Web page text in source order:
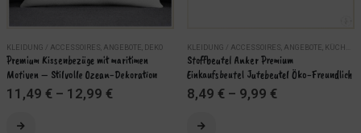
KLEIDUNG / ACCESSOIRES ANGEBOTE DEKO
Premium Kissenbezüge mit maritimen
Motiven – Stilvolle Ozean-Dekoration
11,49 € – 12,99 €
KLEIDUNG / ACCESSOIRES ANGEBOTE KÜCHE / HAUSHALT
Stoffbeutel Anker Premium
Einkaufsbeutel Jutebeutel Öko-Freundlich
8,49 € – 9,99 €
AUSFÜHRUNG WÄHLEN